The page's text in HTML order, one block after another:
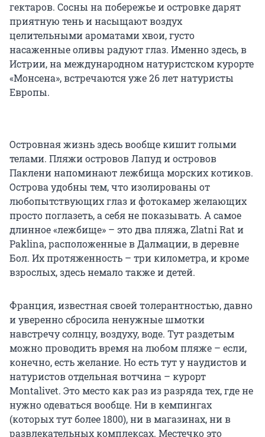
гектаров. Сосны на побережье и островке дарят
приятную тень и насыщают воздух
целительными ароматами хвои, густо
насаженные оливы радуют глаз. Именно здесь, в
Истрии, на международном натуристском курорте
«Монсена», встречаются уже 26 лет натуристы
Европы.
Островная жизнь здесь вообще кишит голыми
телами. Пляжи островов Лапуд и островов
Паклени напоминают лежбища морских котиков.
Острова удобны тем, что изолированы от
любопытствующих глаз и фотокамер желающих
просто поглазеть, а себя не показывать. А самое
длинное «лежбище» – это два пляжа, Zlatni Rat и
Paklina, расположенные в Далмации, в деревне
Бол. Их протяженность – три километра, и кроме
взрослых, здесь немало также и детей.
Франция, известная своей толерантностью, давно
и уверенно сбросила ненужные шмотки
навстречу солнцу, воздуху, воде. Тут раздетым
можно проводить время на любом пляже – если,
конечно, есть желание. Но есть тут у наудистов и
натуристов отдельная вотчина – курорт
Montalivet. Это место как раз из разряда тех, где не
нужно одеваться вообще. Ни в кемпингах
(которых тут более 1800), ни в магазинах, ни в
развлекательных комплексах. Местечко это